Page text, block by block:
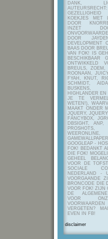
DANK,
KOEKJES MET
DOOR
INZET
DOOR
DEVELOPMENT
BAAS DOOR
VAN FOK! IS
BESCHIKBAAR
ONTWIKKELD
BREULS, ZOEM,
ROONAAN,
FYAH, KNUT,
SCHMIDT,
BUSKENS,
HIGHLANDER EN
JE TE
WETEN!),
MAAKT ONDER
JQUERY,
FANCYBOX,
DBSIGHT, ANP,
GOOGLEAP -
FOK! BEDANKT
DIE FOK!
GEHEEL
VOOR DE
SOCIALE
NEDERLAND -
VOORGAANDE
BRONCODE DIE
VOOR FOK! ZIJN
DE
VOOR
VERGETEN?
EVEN IN FB!
disclaimer